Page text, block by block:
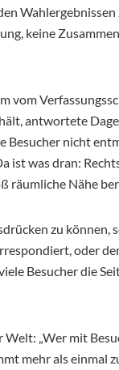
Wahlergebnissen
keine
vom
antwortete
Besucher nicht
ist was dran:
räumliche Nähe
zu können,
oder
Besucher die
„Wer mit
mehr als einmal